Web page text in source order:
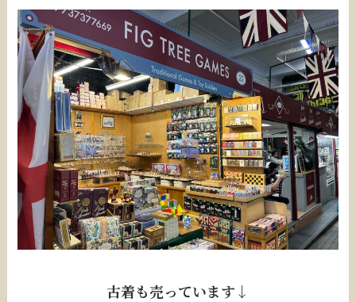
古着も売っています↓